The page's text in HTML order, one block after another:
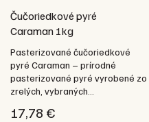
Čučoriedkové pyré
Caraman 1kg
Pasterizované čučoriedkové
pyré Caraman – prírodné
pasterizované pyré vyrobené zo
zrelých, vybraných...
17,78 €